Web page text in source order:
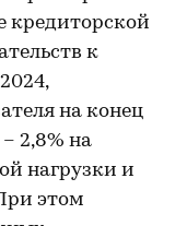
кредиторской
к
на конец
2,8% на
нагрузки и
этом